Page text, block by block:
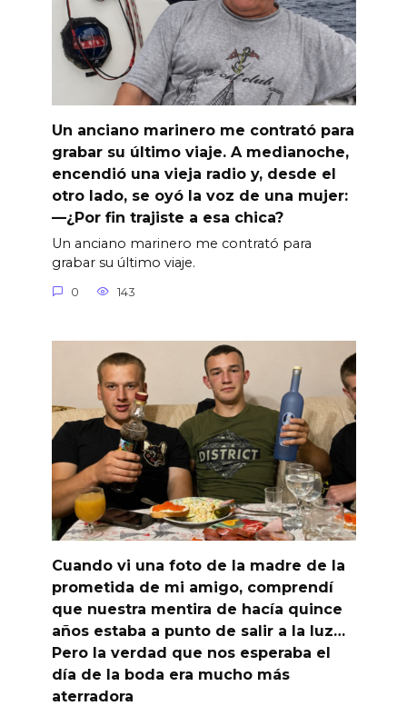
Un anciano marinero me contrató para
grabar su último viaje. A medianoche,
encendió una vieja radio y, desde el
otro lado, se oyó la voz de una mujer:
—¿Por fin trajiste a esa chica?
Un anciano marinero me contrató para
grabar su último viaje.
0 143
Cuando vi una foto de la madre de la
prometida de mi amigo, comprendí
que nuestra mentira de hacía quince
años estaba a punto de salir a la luz…
Pero la verdad que nos esperaba el
día de la boda era mucho más
aterradora